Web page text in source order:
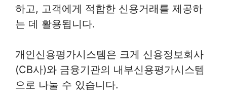
하고, 고객에게 적합한 신용거래를 제공하
는 데 활용됩니다.
개인신용평가시스템은 크게 신용정보회사
(CB사)와 금융기관의 내부신용평가시스템
으로 나눌 수 있습니다.